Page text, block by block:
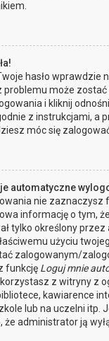
hasło wprawdzie
problemu może zostać
i kliknij
z instrukcjami, a
móc się
automatyczne
nie zaznaczysz
informację o tym,
tylko określony przez
użyciu
zalogowanym/
funkcję Loguj mnie
z witryny z
kawiarence
lub na uczelni itp.
administrator ją